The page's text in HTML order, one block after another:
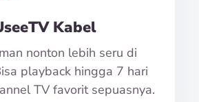
Kabel
nonton lebih seru di
playback hingga 7 hari
TV favorit sepuasnya.